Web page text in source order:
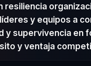
resiliencia
y equipos a
y supervivencia en
y ventaja